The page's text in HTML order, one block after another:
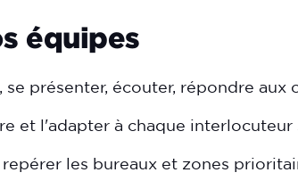
équipes
se présenter, écouter, répondre
et l'adapter à chaque interlocuteur
les bureaux et zones